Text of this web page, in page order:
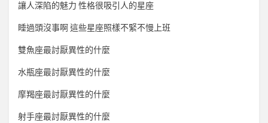
讓人深陷的魅力 性格很吸引人的星座
睡過頭沒事啊 這些星座照樣不緊不慢上班
雙魚座最討厭異性的什麼
水瓶座最討厭異性的什麼
摩羯座最討厭異性的什麼
射手座最討厭異性的什麼